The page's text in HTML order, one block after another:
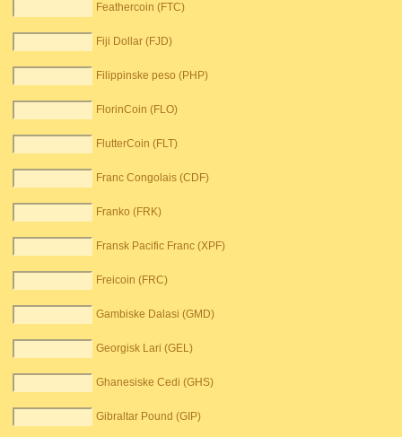
Feathercoin (FTC)
Fiji Dollar (FJD)
Filippinske peso (PHP)
FlorinCoin (FLO)
FlutterCoin (FLT)
Franc Congolais (CDF)
Franko (FRK)
Fransk Pacific Franc (XPF)
Freicoin (FRC)
Gambiske Dalasi (GMD)
Georgisk Lari (GEL)
Ghanesiske Cedi (GHS)
Gibraltar Pound (GIP)